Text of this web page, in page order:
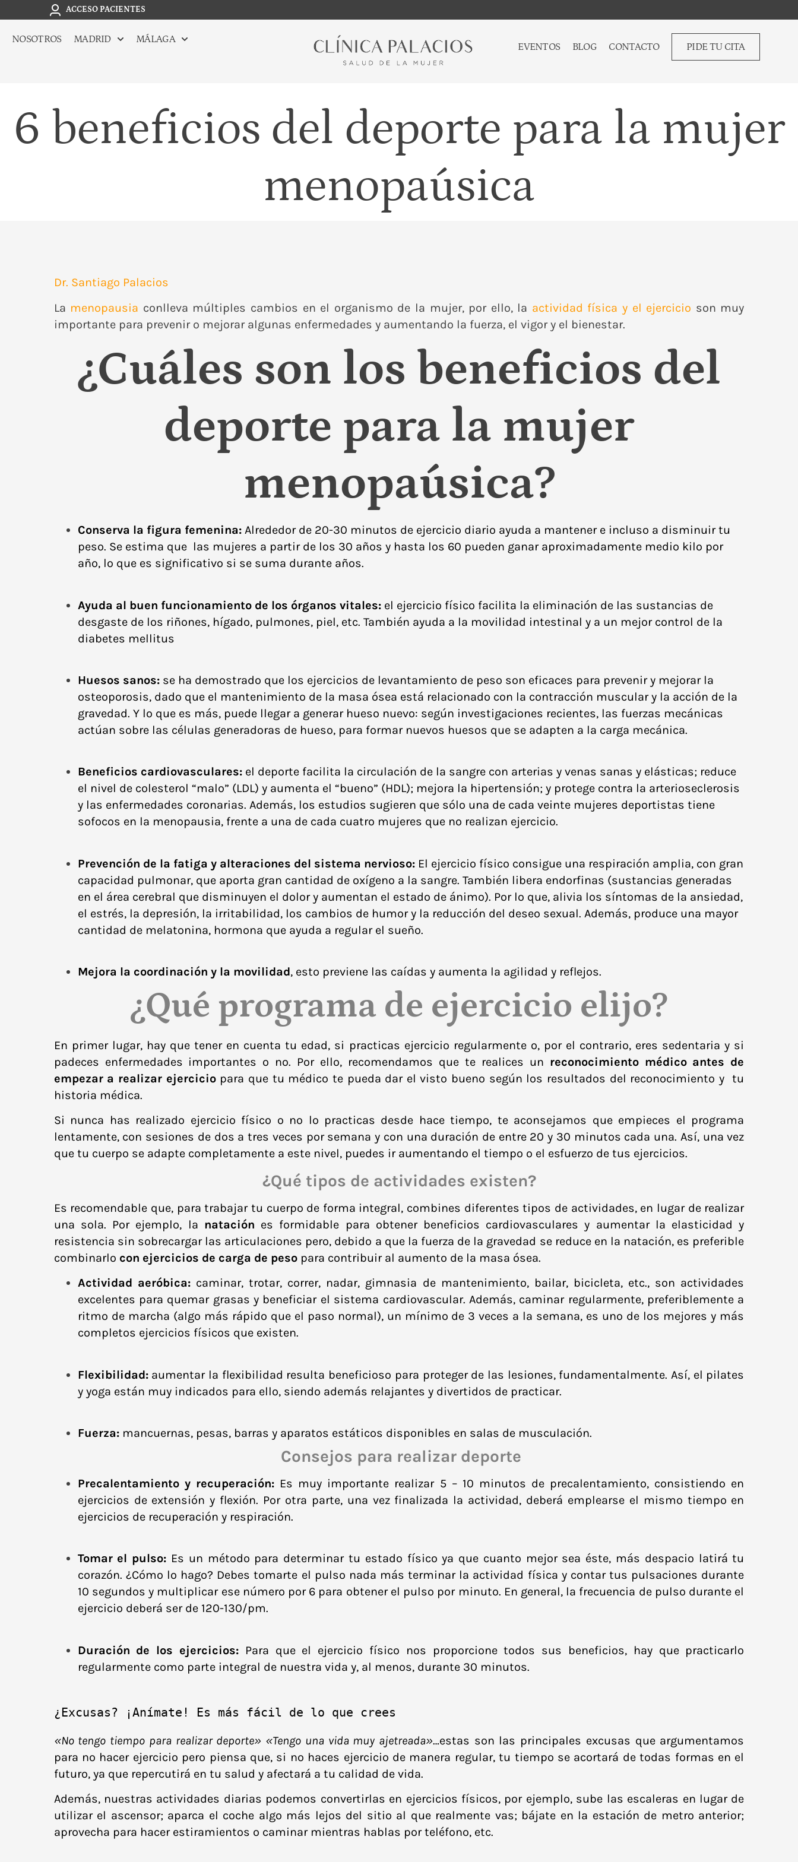
ACCESO PACIENTES
NOSOTROS MADRID MÁLAGA
EVENTOS BLOG CONTACTO PIDE TU CITA
6 beneficios del deporte para la mujer
menopaúsica
Dr. Santiago Palacios
La menopausia conlleva múltiples cambios en el organismo de la mujer, por ello, la actividad física y el ejercicio son muy
importante para prevenir o mejorar algunas enfermedades y aumentando la fuerza, el vigor y el bienestar.
¿Cuáles son los beneficios del
deporte para la mujer
menopaúsica?
Conserva la figura femenina:Alrededor de 20-30 minutos de ejercicio diario ayuda a mantener e incluso a disminuir tu
peso. Se estima que las mujeres a partir de los 30 años y hasta los 60 pueden ganar aproximadamente medio kilo por
año, lo que es significativo si se suma durante años.
Ayuda al buen funcionamiento de los órganos vitales:el ejercicio físico facilita la eliminación de las sustancias de
desgaste de los riñones, hígado, pulmones, piel, etc. También ayuda a la movilidad intestinal y a un mejor control de la
diabetes mellitus
Huesos sanos:se ha demostrado que los ejercicios de levantamiento de peso son eficaces para prevenir y mejorar la
osteoporosis, dado que el mantenimiento de la masa ósea está relacionado con la contracción muscular y la acción de la
gravedad. Y lo que es más, puede llegar a generar hueso nuevo: según investigaciones recientes, las fuerzas mecánicas
actúan sobre las células generadoras de hueso, para formar nuevos huesos que se adapten a la carga mecánica.
Beneficios cardiovasculares:el deporte facilita la circulación de la sangre con arterias y venas sanas y elásticas; reduce
el nivel de colesterol “malo” (LDL) y aumenta el “bueno” (HDL); mejora la hipertensión; y protege contra la arterioseclerosis
y las enfermedades coronarias. Además, los estudios sugieren que sólo una de cada veinte mujeres deportistas tiene
sofocos en la menopausia, frente a una de cada cuatro mujeres que no realizan ejercicio.
Prevención de la fatiga y alteraciones del sistema nervioso:El ejercicio físico consigue una respiración amplia, con gran
capacidad pulmonar, que aporta gran cantidad de oxígeno a la sangre. También libera endorfinas (sustancias generadas
en el área cerebral que disminuyen el dolor y aumentan el estado de ánimo). Por lo que, alivia los síntomas de la ansiedad,
el estrés, la depresión, la irritabilidad, los cambios de humor y la reducción del deseo sexual. Además, produce una mayor
cantidad de melatonina, hormona que ayuda a regular el sueño.
Mejora la coordinación y la movilidad, esto previene las caídas y aumenta la agilidad y reflejos.
¿Qué programa de ejercicio elijo?
En primer lugar, hay que tener en cuenta tu edad, si practicas ejercicio regularmente o, por el contrario, eres sedentaria y si
padeces enfermedades importantes o no. Por ello, recomendamos que te realices un reconocimiento médico antes de
empezar a realizar ejerciciopara que tu médico te pueda dar el visto bueno según los resultados del reconocimiento y tu
historia médica.
Si nunca has realizado ejercicio físico o no lo practicas desde hace tiempo, te aconsejamos que empieces el programa
lentamente, con sesiones de dos a tres veces por semana y con una duración de entre 20 y 30 minutos cada una. Así, una vez
que tu cuerpo se adapte completamente a este nivel, puedes ir aumentando el tiempo o el esfuerzo de tus ejercicios.
¿Qué tipos de actividades existen?
Es recomendable que, para trabajar tu cuerpo de forma integral, combines diferentes tipos de actividades, en lugar de realizar
una sola. Por ejemplo, la natación es formidable para obtener beneficios cardiovasculares y aumentar la elasticidad y
resistencia sin sobrecargar las articulaciones pero, debido a que la fuerza de la gravedad se reduce en la natación, es preferible
combinarlo con ejercicios de carga de pesopara contribuir al aumento de la masa ósea.
Actividad aeróbica:caminar, trotar, correr, nadar, gimnasia de mantenimiento, bailar, bicicleta, etc., son actividades
excelentes para quemar grasas y beneficiar el sistema cardiovascular. Además, caminar regularmente, preferiblemente a
ritmo de marcha (algo más rápido que el paso normal), un mínimo de 3 veces a la semana, es uno de los mejores y más
completos ejercicios físicos que existen.
Flexibilidad:aumentar la flexibilidad resulta beneficioso para proteger de las lesiones, fundamentalmente. Así, el pilates
y yoga están muy indicados para ello, siendo además relajantes y divertidos de practicar.
Fuerza:mancuernas, pesas, barras y aparatos estáticos disponibles en salas de musculación.
Consejos para realizar deporte
Precalentamiento y recuperación:Es muy importante realizar 5 – 10 minutos de precalentamiento, consistiendo en
ejercicios de extensión y flexión. Por otra parte, una vez finalizada la actividad, deberá emplearse el mismo tiempo en
ejercicios de recuperación y respiración.
Tomar el pulso: Es un método para determinar tu estado físico ya que cuanto mejor sea éste, más despacio latirá tu
corazón. ¿Cómo lo hago? Debes tomarte el pulso nada más terminar la actividad física y contar tus pulsaciones durante
10 segundos y multiplicar ese número por 6 para obtener el pulso por minuto. En general, la frecuencia de pulso durante el
ejercicio deberá ser de 120-130/pm.
Duración de los ejercicios: Para que el ejercicio físico nos proporcione todos sus beneficios, hay que practicarlo
regularmente como parte integral de nuestra vida y, al menos, durante 30 minutos.
¿Excusas? ¡Anímate! Es más fácil de lo que crees
«No tengo tiempo para realizar deporte» «Tengo una vida muy ajetreada»…estas son las principales excusas que argumentamos
para no hacer ejercicio pero piensa que, si no haces ejercicio de manera regular, tu tiempo se acortará de todas formas en el
futuro, ya que repercutirá en tu salud y afectará a tu calidad de vida.
Además, nuestras actividades diarias podemos convertirlas en ejercicios físicos, por ejemplo, sube las escaleras en lugar de
utilizar el ascensor; aparca el coche algo más lejos del sitio al que realmente vas; bájate en la estación de metro anterior;
aprovecha para hacer estiramientos o caminar mientras hablas por teléfono, etc.